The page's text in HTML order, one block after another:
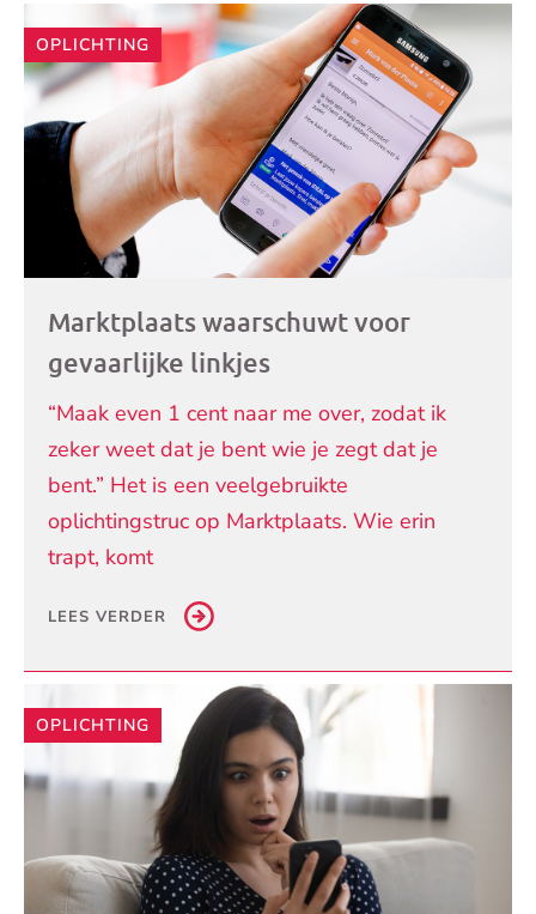
Andere
artikelen
OPLICHTING
Marktplaats waarschuwt voor
gevaarlijke linkjes
“Maak even 1 cent naar me over, zodat ik
zeker weet dat je bent wie je zegt dat je
bent.” Het is een veelgebruikte
oplichtingstruc op Marktplaats. Wie erin
trapt, komt
LEES VERDER
OPLICHTING